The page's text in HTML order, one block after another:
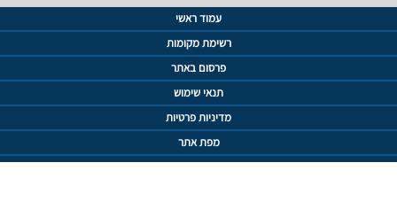
עמוד ראשי
רשימת מקומות
פרסום באתר
תנאי שימוש
מדיניות פרטיות
מפת אתר
צור קשר